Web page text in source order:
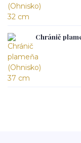
Chránič